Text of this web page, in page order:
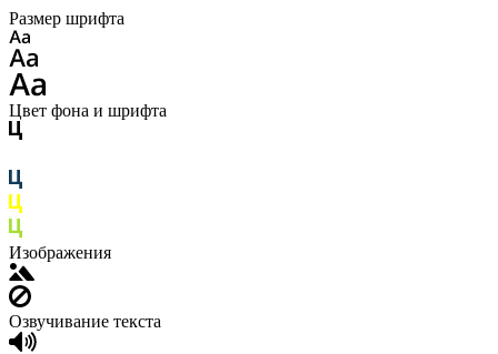
Размер шрифта
Цвет фона и шрифта
Изображения
Озвучивание текста